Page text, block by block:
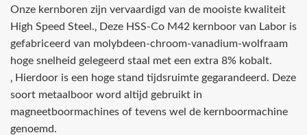
Onze kernboren zijn vervaardigd van de mooiste kwaliteit
High Speed Steel.‚ Deze HSS-Co M42 kernboor van Labor is
gefabriceerd van molybdeen-chroom-vanadium-wolfraam
hoge snelheid gelegeerd staal met een extra 8% kobalt.
‚ Hierdoor is een hoge stand tijdsruimte gegarandeerd. Deze
soort metaalboor word altijd gebruikt in
magneetboormachines of tevens wel de kernboormachine
genoemd.